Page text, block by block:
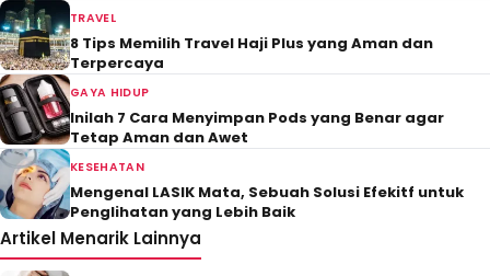
TRAVEL
8 Tips Memilih Travel Haji Plus yang Aman dan
Terpercaya
GAYA HIDUP
Inilah 7 Cara Menyimpan Pods yang Benar agar
Tetap Aman dan Awet
KESEHATAN
Mengenal LASIK Mata, Sebuah Solusi Efekitf untuk
Penglihatan yang Lebih Baik
Artikel Menarik Lainnya